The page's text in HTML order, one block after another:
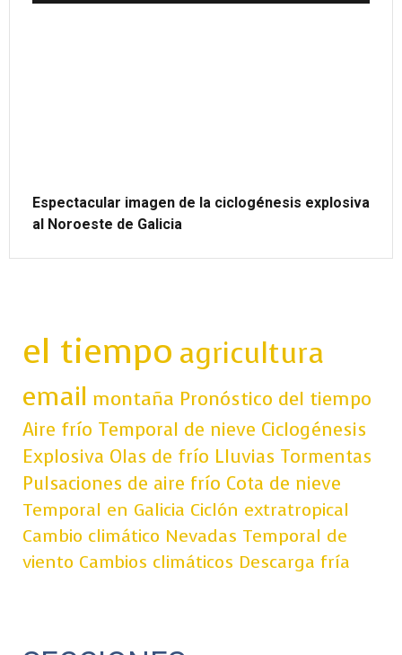
Espectacular imagen de la ciclogénesis explosiva
al Noroeste de Galicia
el tiempo agricultura
email montaña Pronóstico del tiempo
Aire frío Temporal de nieve Ciclogénesis
Explosiva Olas de frío Lluvias Tormentas
Pulsaciones de aire frío Cota de nieve
Temporal en Galicia Ciclón extratropical
Cambio climático Nevadas Temporal de
viento Cambios climáticos Descarga fría